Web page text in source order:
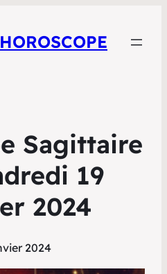
Sagittaire
19
2024
2024